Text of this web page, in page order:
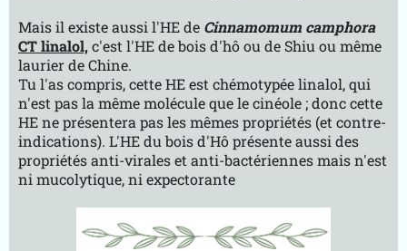
Mais il existe aussi l'HE de Cinnamomum camphora
CT linalol, c'est l'HE de bois d'hô ou de Shiu ou même
laurier de Chine.
Tu l'as compris, cette HE est chémotypée linalol, qui
n'est pas la même molécule que le cinéole ; donc cette
HE ne présentera pas les mêmes propriétés (et contre-
indications). L'HE du bois d'Hô présente aussi des
propriétés anti-virales et anti-bactériennes mais n'est
ni mucolytique, ni expectorante